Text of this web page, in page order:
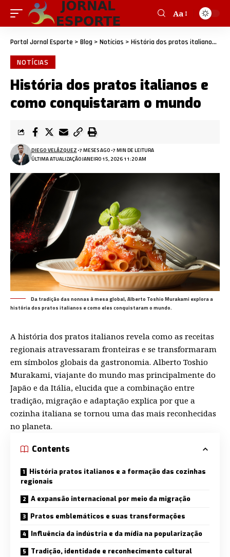
Aa
Portal Jornal Esporte > Blog > Notícias > História dos pratos italianos e como conquistaram o mundo
NOTÍCIAS
História dos pratos italianos e
como conquistaram o mundo
ÚLTIMA ATUALIZAÇÃO JANEIRO 15, 2026 11:20 AM
DIEGO VELÁZQUEZ 7 MESES AGO 7 MIN DE LEITURA
Da tradição das nonnas à mesa global, Alberto Toshio Murakami explora a
história dos pratos italianos e como eles conquistaram o mundo.
A história dos pratos italianos revela como as receitas
regionais atravessaram fronteiras e se transformaram
em símbolos globais da gastronomia. Alberto Toshio
Murakami, viajante do mundo mas principalmente do
Japão e da Itália, elucida que a combinação entre
tradição, migração e adaptação explica por que a
cozinha italiana se tornou uma das mais reconhecidas
no planeta.
Contents
História pratos italianos e a formação das cozinhas
regionais
A expansão internacional por meio da migração
Pratos emblemáticos e suas transformações
Influência da indústria e da mídia na popularização
Tradição, identidade e reconhecimento cultural